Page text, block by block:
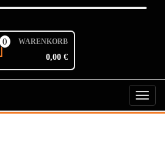
0 WARENKORB
0,00 €
Toggle